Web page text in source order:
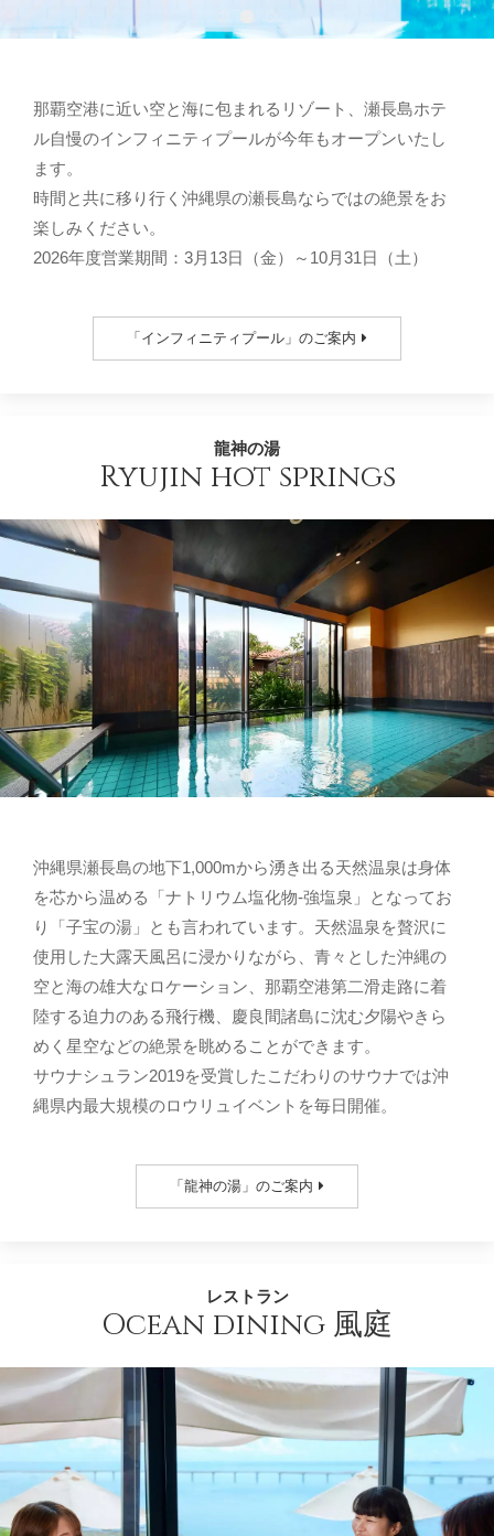
那覇空港に近い空と海に包まれるリゾート、瀬長島ホテ
ル自慢のインフィニティプールが今年もオープンいたし
ます。
時間と共に移り行く沖縄県の瀬長島ならではの絶景をお
楽しみください。
2026年度営業期間：3月13日（金）～10月31日（土）
「インフィニティプール」のご案内
龍神の湯
Ryujin hot springs
沖縄県瀬長島の地下1,000mから湧き出る天然温泉は身体
を芯から温める「ナトリウム塩化物-強塩泉」となってお
り「子宝の湯」とも言われています。天然温泉を贅沢に
使用した大露天風呂に浸かりながら、青々とした沖縄の
空と海の雄大なロケーション、那覇空港第二滑走路に着
陸する迫力のある飛行機、慶良間諸島に沈む夕陽やきら
めく星空などの絶景を眺めることができます。
サウナシュラン2019を受賞したこだわりのサウナでは沖
縄県内最大規模のロウリュイベントを毎日開催。
「龍神の湯」のご案内
レストラン
Ocean dining 風庭